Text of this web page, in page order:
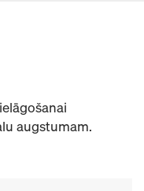
augstumam.